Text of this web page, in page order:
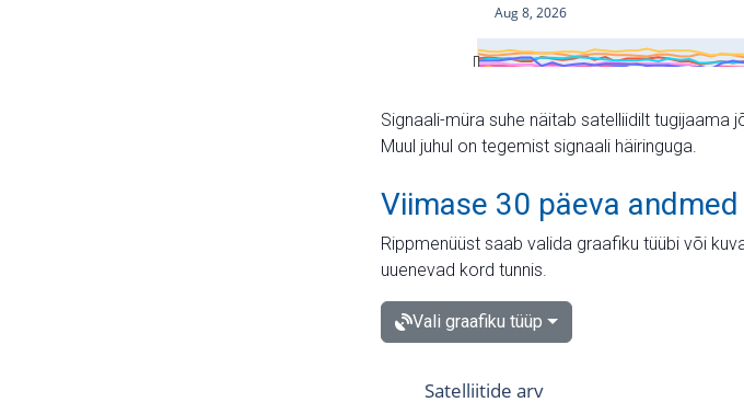
Signaali-müra suhe näitab satelliidilt tugijaama
Muul juhul on tegemist signaali häiringuga.
Viimase 30 päeva andmed
Rippmenüüst saab valida graafiku tüübi või
uuenevad kord tunnis.
Vali graafiku tüüp
Satelliitide arv